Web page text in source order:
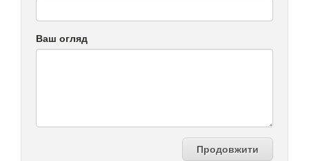
Ваш огляд
Продовжити